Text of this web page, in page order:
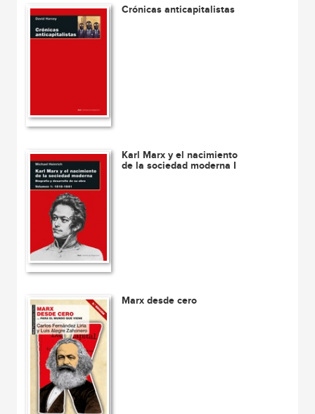
Crónicas anticapitalistas
Karl Marx y el nacimiento
de la sociedad moderna I
Marx desde cero